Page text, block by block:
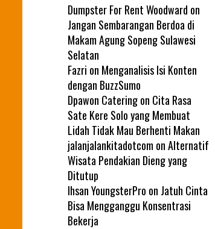
Dumpster For Rent Woodward on
Jangan Sembarangan Berdoa di
Makam Agung Sopeng Sulawesi
Selatan
Fazri on Menganalisis Isi Konten
dengan BuzzSumo
Dpawon Cateringon Cita Rasa
Sate Kere Solo yang Membuat
Lidah Tidak Mau Berhenti Makan
jalanjalankitadotcom onAlternatif
Wisata Pendakian Dieng yang
Ditutup
Ihsan YoungsterPro on Jatuh Cinta
Bisa Mengganggu Konsentrasi
Bekerja